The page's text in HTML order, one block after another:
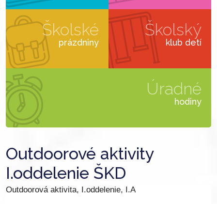
Školské
prázdniny
Školský
klub detí
Úradné
hodiny
Outdoorové aktivity
I.oddelenie ŠKD
Outdoorová aktivita, I.oddelenie, I.A